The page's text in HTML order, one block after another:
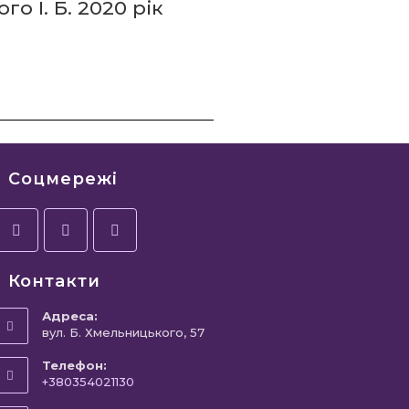
І. Б. 2020 рік
Соцмережі
Контакти
Адреса:
вул. Б. Хмельницького, 57
Телефон:
+380354021130